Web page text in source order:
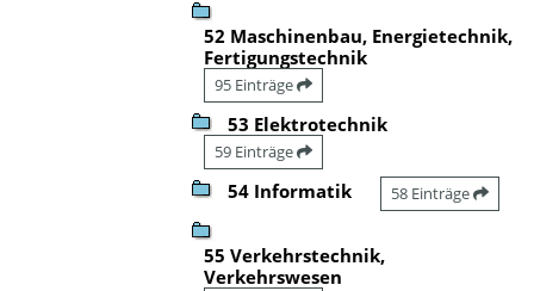
52 Maschinenbau, Energietechnik,
Fertigungstechnik
95 Einträge
53 Elektrotechnik
59 Einträge
54 Informatik 58 Einträge
55 Verkehrstechnik,
Verkehrswesen